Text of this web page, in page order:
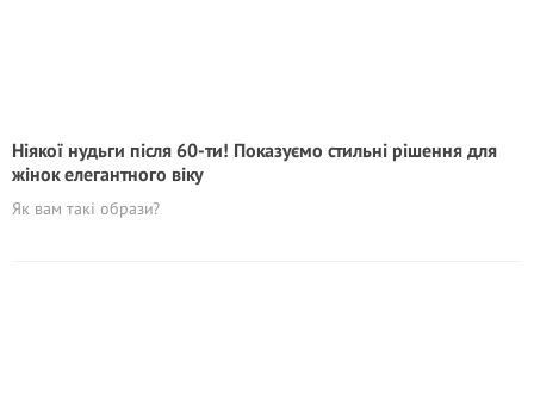
Ніякої нудьги після 60-ти! Показуємо стильні рішення для
жінок елегантного віку
Як вам такі образи?